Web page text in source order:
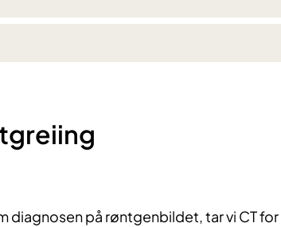
diagnosen på røntgenbildet, tar vi CT